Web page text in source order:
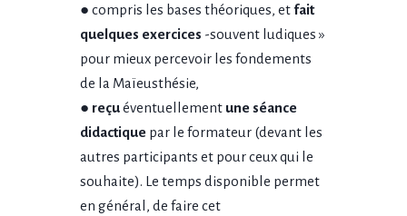
● compris les bases théoriques, etfait
quelques exercices -souvent ludiques »
pour mieux percevoir les fondements
de la Maïeusthésie,
● reçuéventuellement une séance
didactique par le formateur (devant les
autres participants et pour ceux qui le
souhaite). Le temps disponible permet
en général, de faire cet